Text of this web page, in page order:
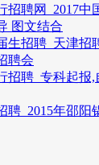
招聘网_2017中
图文结合
生招聘_天津招
聘会
招聘_专科起报
聘_2015年邵阳